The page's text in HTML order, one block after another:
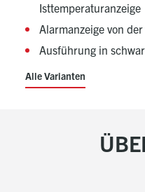
Isttemperaturanzeige
Alarmanzeige von
Ausführung in
Alle Varianten